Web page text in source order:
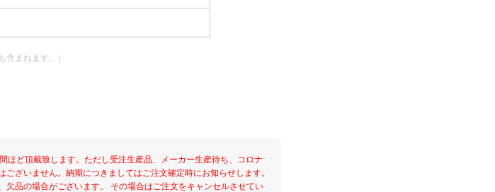
まれます。）
ど頂戴致します。ただし受注生産品、メーカー生産待ち、コロナ
ざいません。納期につきましてはご注文確定時にお知らせします。
品の場合がございます。 その場合はご注文をキャンセルさせてい